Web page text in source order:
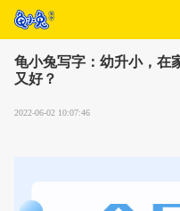
龟小兔写字：幼升小，在
又好？
2022-06-02 10:07:46